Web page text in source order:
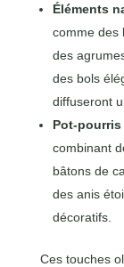
Éléments
comme des
des
des bols
diffuseront
Pot-
combinant
bâtons de
des anis
décoratifs.
Ces touches